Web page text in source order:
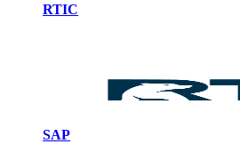
RTIC
SAP